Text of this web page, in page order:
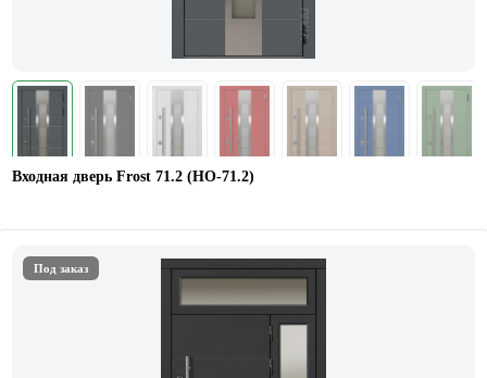
Входная дверь Frost 71.2 (НО-71.2)
Под заказ